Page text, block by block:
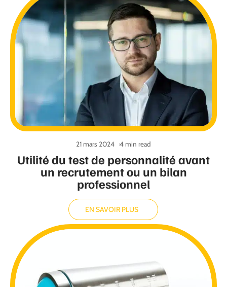
Utilité du test de personnalité avant
un recrutement ou un bilan
professionnel
21 mars 2024 4 min read
EN SAVOIR PLUS